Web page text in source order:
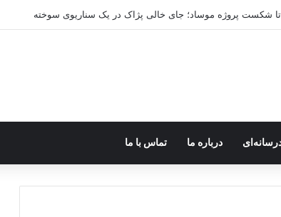
تا شکست پروژه موساد؛ جای خالی پژاک در یک سناریوی سوخته
درباره ما تماس با ما